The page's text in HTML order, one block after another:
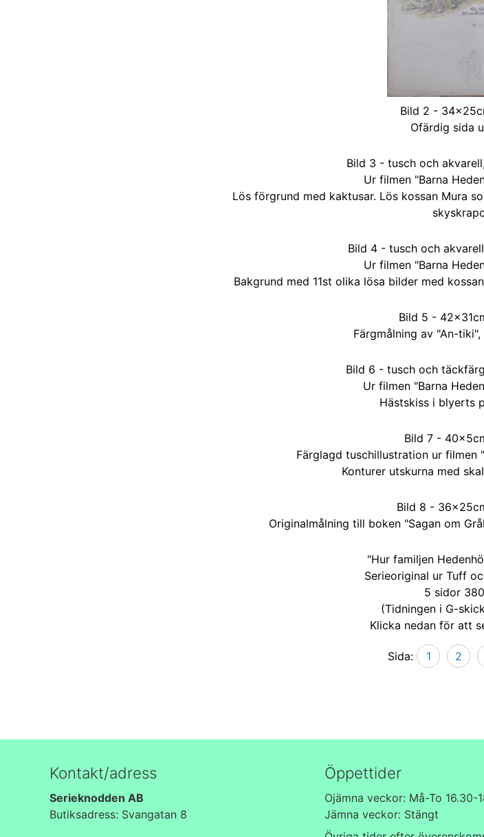
Bild 2 -
Ofärdig sida
Bild 3 - tusch och
Ur filmen "Barna
Lös förgrund med kaktusar. Lös kossan Mura
Bild 4 - tusch och
Ur filmen "Barna
Bakgrund med 11st olika lösa bilder med
Bild 5 -
Färgmålning av "An-
Bild 6 - tusch och
Ur filmen "Barna
Hästskiss i blyerts
Bild 7 -
Färglagd tuschillustration ur filmen
Konturer utskurna med
Bild 8 -
Originalmålning till boken "Sagan om
"Hur familjen
Serieoriginal ur Tuff
5 sidor
(Tidningen i G-
Klicka nedan för att
Sida: 1 2
Kontakt/adress
Serieknodden AB
Butiksadress: Svangatan 8
Öppettider
Ojämna veckor: Må-To 16.30-
Jämna veckor: Stängt